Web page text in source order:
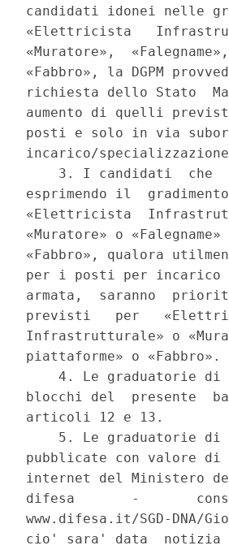
candidati idonei nelle
«Elettricista
«Muratore»,
«Fabbro», la DGPM
richiesta dello Stato
aumento di quelli
posti e solo in via
incarico/
3. I candidati  che
esprimendo il
«Elettricista
«Muratore» o
«Fabbro», qualora
per i posti per incarico
armata,  saranno
previsti   per
Infrastrutturale» o
piattaforme» o «Fabbro».
4. Le graduatorie di
blocchi del  presente
articoli 12 e 13.
5. Le graduatorie di
pubblicate con valore
internet del Ministero
difesa       -
www.difesa.it/SGD-
cio' sara' data  notizia